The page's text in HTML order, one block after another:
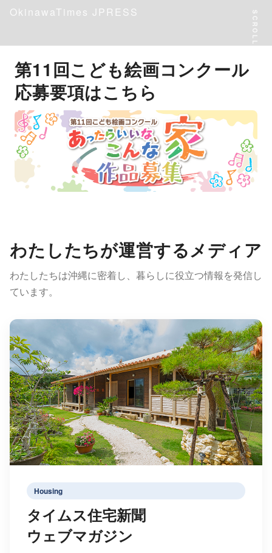
OkinawaTimes JPRESS SCROLL
第11回こども絵画コンクール
応募要項はこちら
わたしたちが運営するメディア
わたしたちは沖縄に密着し、暮らしに役立つ情報を発信し
ています。
Housing
タイムス住宅新聞
ウェブマガジン